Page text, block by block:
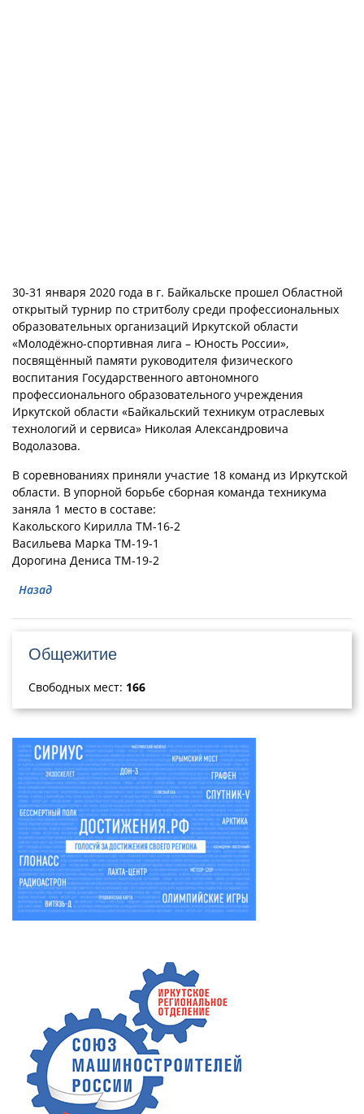
30-31 января 2020 года в г. Байкальске прошел Областной
открытый турнир по стритболу среди профессиональных
образовательных организаций Иркутской области
«Молодёжно-спортивная лига – Юность России»,
посвящённый памяти руководителя физического
воспитания Государственного автономного
профессионального образовательного учреждения
Иркутской области «Байкальский техникум отраслевых
технологий и сервиса» Николая Александровича
Водолазова.
В соревнованиях приняли участие 18 команд из Иркутской
области. В упорной борьбе сборная команда техникума
заняла 1 место в составе:
Какольского Кирилла ТМ-16-2
Васильева Марка ТМ-19-1
Дорогина Дениса ТМ-19-2
Назад
Общежитие
Свободных мест: 166